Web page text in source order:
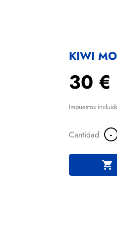
KIWI
30 €
Impuestos
Cantidad -
